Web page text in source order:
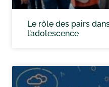
Le rôle des pairs
l’adolescence